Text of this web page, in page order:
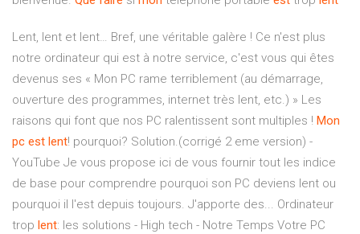
Lent, lent et lent… Bref, une véritable galère ! Ce n'est plus
notre ordinateur qui est à notre service, c'est vous qui êtes
devenus ses « Mon PC rame terriblement (au démarrage,
ouverture des programmes, internet très lent, etc.) » Les
raisons qui font que nos PC ralentissent sont multiples ! Mon
pc est lent! pourquoi? Solution.(corrigé 2 eme version) -
YouTube Je vous propose ici de vous fournir tout les indice
de base pour comprendre pourquoi son PC deviens lent ou
pourquoi il l'est depuis toujours. J'apporte des... Ordinateur
trop lent: les solutions - High tech - Notre Temps Votre PC